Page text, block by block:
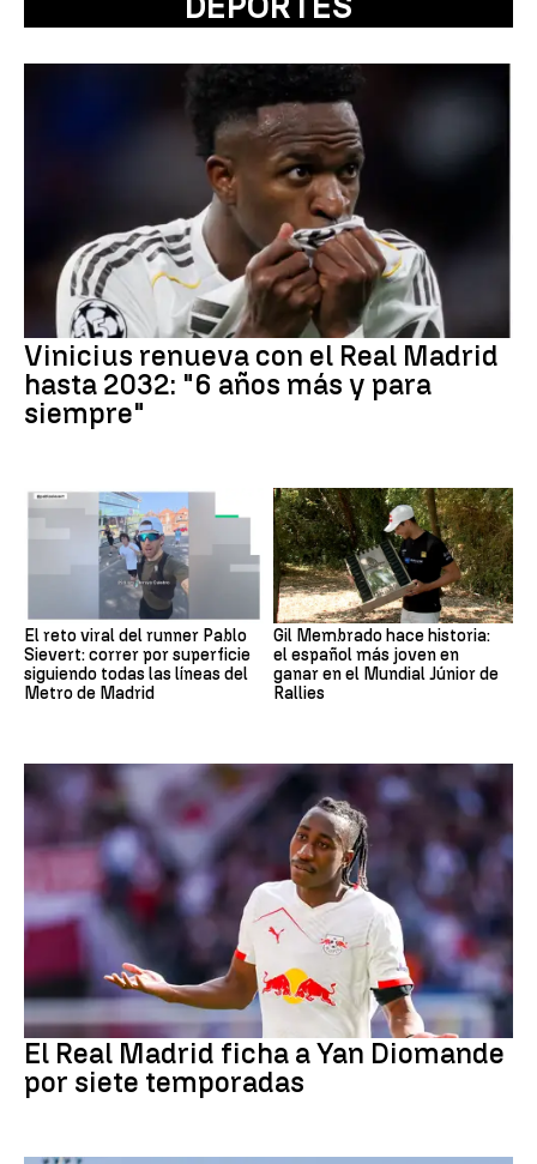
Vinicius renueva con el Real Madrid
hasta 2032: "6 años más y para
siempre"
El reto viral del runner Pablo
Sievert: correr por superficie
siguiendo todas las líneas del
Metro de Madrid
Gil Membrado hace historia:
el español más joven en
ganar en el Mundial Júnior de
Rallies
Fútbol
El Real Madrid ficha a Yan Diomande
por siete temporadas